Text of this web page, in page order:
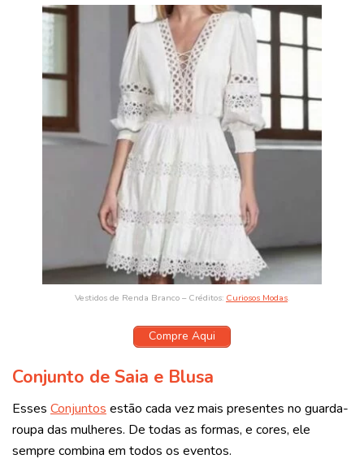
Vestidos de Renda Branco – Créditos: Curiosos Modas.
Compre Aqui
Conjunto de Saia e Blusa
Esses Conjuntos estão cada vez mais presentes no guarda-
roupa das mulheres. De todas as formas, e cores, ele
sempre combina em todos os eventos.